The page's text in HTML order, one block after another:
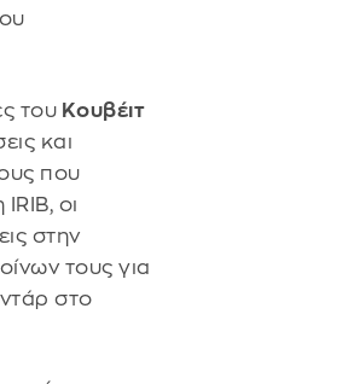
του Κουβέιτ
και
που
οι
στην
τους για
στο